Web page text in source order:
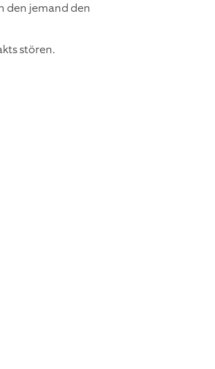
den jemand den
stören.